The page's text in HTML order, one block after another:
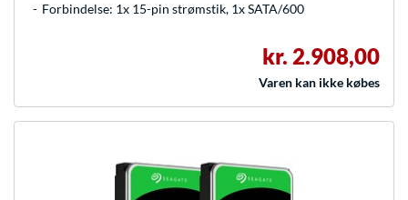
Forbindelse: 1x 15-pin strømstik, 1x SATA/600
kr. 2.908,00
Varen kan ikke købes